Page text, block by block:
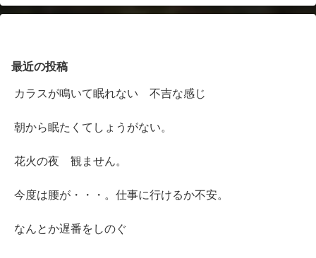
最近の投稿
カラスが鳴いて眠れない 不吉な感じ
朝から眠たくてしょうがない。
花火の夜 観ません。
今度は腰が・・・。仕事に行けるか不安。
なんとか遅番をしのぐ